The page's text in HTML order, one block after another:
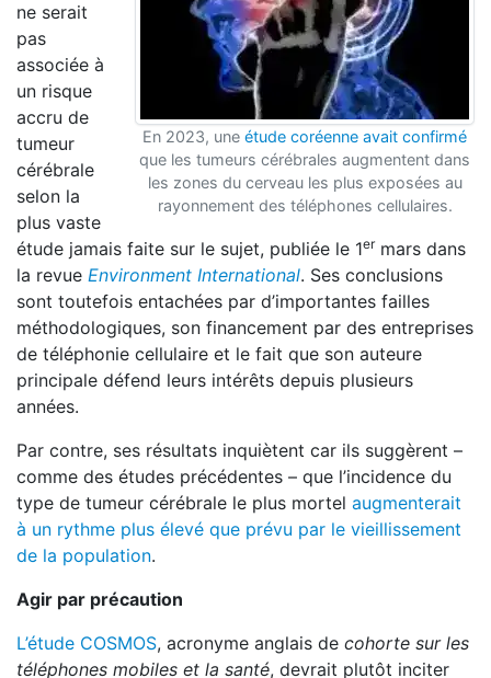
En 2023, une étude coréenne avait confirmé
que les tumeurs cérébrales augmentent dans
les zones du cerveau les plus exposées au
rayonnement des téléphones cellulaires.
ne serait
pas
associée à
un risque
accru de
tumeur
cérébrale
selon la
plus vaste
étude jamais faite sur le sujet, publiée le 1ermars dans
la revue Environment International. Ses conclusions
sont toutefois entachées par d’importantes failles
méthodologiques, son financement par des entreprises
de téléphonie cellulaire et le fait que son auteure
principale défend leurs intérêts depuis plusieurs
années.
Par contre, ses résultats inquiètent car ils suggèrent –
comme des études précédentes – que l’incidence du
type de tumeur cérébrale le plus mortel augmenterait
à un rythme plus élevé que prévu par le vieillissement
de la population.
Agir par précaution
L’étude COSMOS, acronyme anglais de cohorte sur les
téléphones mobiles et la santé, devrait plutôt inciter